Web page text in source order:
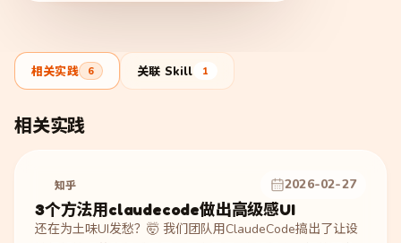
相关实践 6 关联 Skill 1
相关实践
知乎 2026-02-27
3个方法用claudecode做出高级感UI
还在为土味UI发愁？🤯 我们团队用ClaudeCode搞出了让设